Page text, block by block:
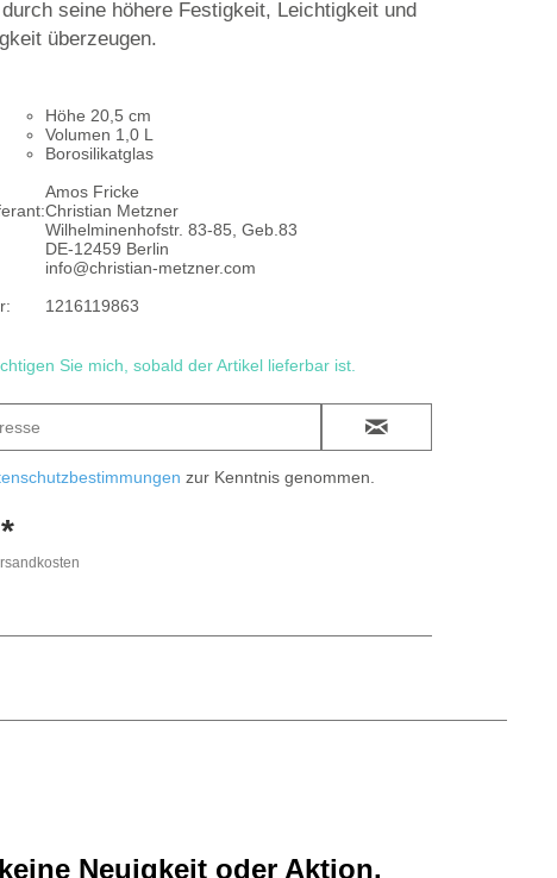
seine höhere Festigkeit, Leichtigkeit und
überzeugen.
Höhe 20,5 cm
Volumen 1,0 L
Borosilikatglas
Amos Fricke
Christian Metzner
Wilhelminenhofstr. 83-85, Geb.83
DE-12459 Berlin
info@christian-metzner.com
1216119863
Sie mich, sobald der Artikel lieferbar ist.
zur Kenntnis genommen.
Neuigkeit oder Aktion.